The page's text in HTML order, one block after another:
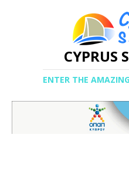
CYPRUS
ENTER THE